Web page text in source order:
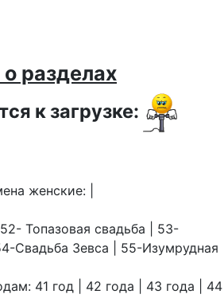
разделах
к загрузке:
женские: |
Топазовая свадьба | 53-
Свадьба Зевса | 55-Изумрудная
41 год | 42 года | 43 года | 44